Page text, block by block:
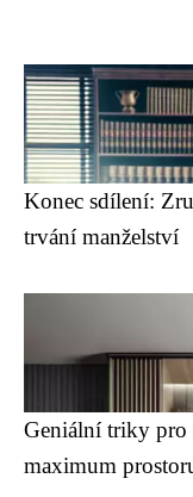
Konec sdílení:
trvání manželství
Geniální triky pro
maximum